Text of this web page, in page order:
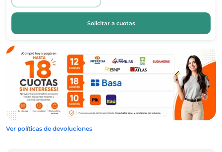
Solicitar a cuotas
Ver políticas de devoluciones